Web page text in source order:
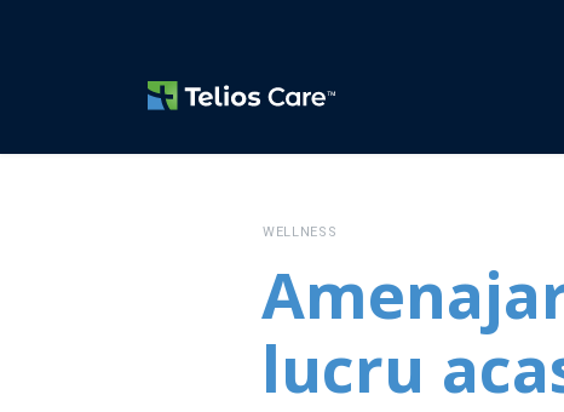
WELLNESS
lucru